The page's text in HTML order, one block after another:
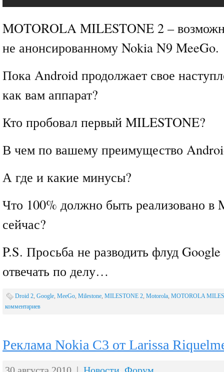
MOTOROLA MILESTONE 2 –
не анонсированному Nokia N9 MeeGo.
Пока Android продолжает свое
как вам аппарат?
Кто пробовал первый MILESTONE?
В чем по вашему преимущество
А где и какие минусы?
Что 100% должно быть реализовано в
сейчас?
P.S. Просьба не разводить флуд
отвечать по делу…
Droid 2, Google, MeeGo, Milestone, MILESTONE 2, Motorola, MOTOROLA
комментариев
Реклама Nokia C3 от Larissa